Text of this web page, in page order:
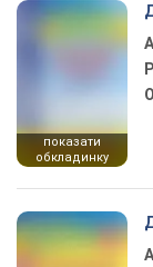
показати
обкладинку